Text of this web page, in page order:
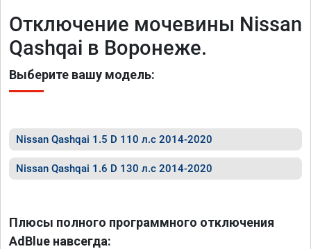
Отключение мочевины Nissan
Qashqai в Воронеже.
Выберите вашу модель:
Nissan Qashqai 1.5 D 110 л.с 2014-2020
Nissan Qashqai 1.6 D 130 л.с 2014-2020
Плюсы полного программного отключения
AdBlue навсегда: